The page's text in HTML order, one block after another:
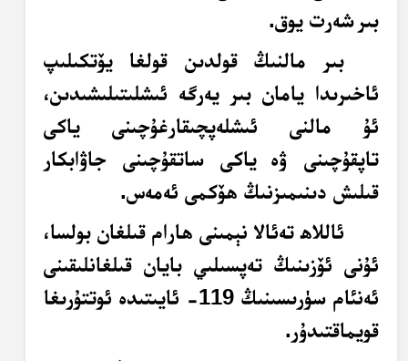
بىر شەرت يوق.
بىر مالنىڭ قولدىن قولغا يۆتكىلىپ
ئاخىرىدا يامان بىر يەرگە ئىشلىتىلىشىدىن،
ئۇ مالنى ئىشلەپچىقارغۇچىنى ياكى
تاپقۇچىنى ۋە ياكى ساتقۇچىنى جاۋابكار
قىلىش دىنىمىزنىڭ ھۆكمى ئەمەس.
ئاللاھ تەئالا نېمىنى ھارام قىلغان بولسا،
ئۇنى ئۆزىنىڭ تەپسىلىي بايان قىلغانلىقىنى
ئەنئام سۈرىسىنىڭ 119- ئايىتىدە ئوتتۇرىغا
قويماقتىدۇر.